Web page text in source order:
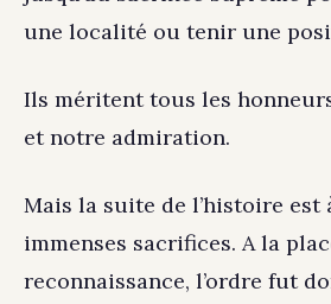
une localité ou tenir une
Ils méritent tous les
et notre admiration.
Mais la suite de l’histoire est
immenses sacrifices. A la
reconnaissance, l’ordre fut